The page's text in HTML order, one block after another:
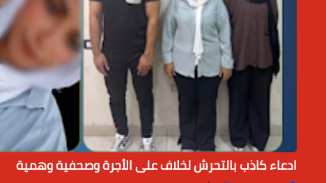
ادعاء كاذب بالتحرش لخلاف على الأجرة وصحفية وهمية